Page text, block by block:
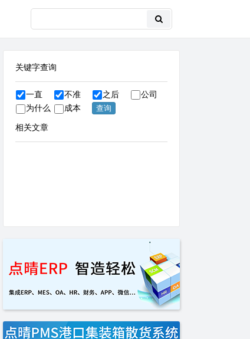
关键字查询
一直 不准 之后
公司
为什么
成本
相关文章